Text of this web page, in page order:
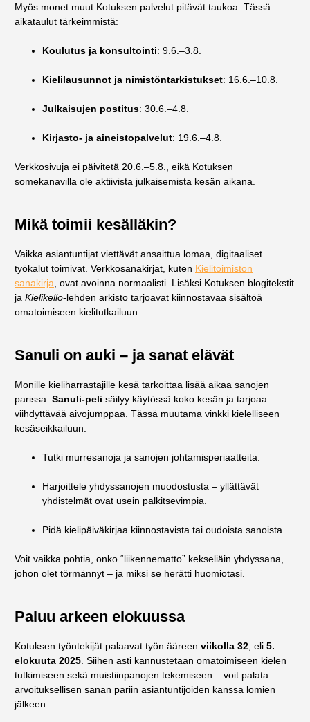
Myös monet muut Kotuksen palvelut pitävät taukoa. Tässä
aikataulut tärkeimmistä:
Koulutus ja konsultointi: 9.6.–3.8.
Kielilausunnot ja nimistöntarkistukset: 16.6.–10.8.
Julkaisujen postitus: 30.6.–4.8.
Kirjasto- ja aineistopalvelut: 19.6.–4.8.
Verkkosivuja ei päivitetä 20.6.–5.8., eikä Kotuksen
somekanavilla ole aktiivista julkaisemista kesän aikana.
Mikä toimii kesälläkin?
Vaikka asiantuntijat viettävät ansaittua lomaa, digitaaliset
työkalut toimivat. Verkkosanakirjat, kuten Kielitoimiston
sanakirja , ovat avoinna normaalisti. Lisäksi Kotuksen blogitekstit
ja Kielikello-lehden arkisto tarjoavat kiinnostavaa sisältöä
omatoimiseen kielitutkailuun.
Sanuli on auki – ja sanat elävät
Monille kieliharrastajille kesä tarkoittaa lisää aikaa sanojen
parissa. Sanuli-peli säilyy käytössä koko kesän ja tarjoaa
viihdyttävää aivojumppaa. Tässä muutama vinkki kielelliseen
kesäseikkailuun:
Tutki murresanoja ja sanojen johtamisperiaatteita.
Harjoittele yhdyssanojen muodostusta – yllättävät
yhdistelmät ovat usein palkitsevimpia.
Pidä kielipäiväkirjaa kiinnostavista tai oudoista sanoista.
Voit vaikka pohtia, onko “liikennematto” kekseliäin yhdyssana,
johon olet törmännyt – ja miksi se herätti huomiotasi.
Paluu arkeen elokuussa
Kotuksen työntekijät palaavat työn ääreen viikolla 32 , eli 5.
elokuuta 2025 . Siihen asti kannustetaan omatoimiseen kielen
tutkimiseen sekä muistiinpanojen tekemiseen – voit palata
arvoituksellisen sanan pariin asiantuntijoiden kanssa lomien
jälkeen.